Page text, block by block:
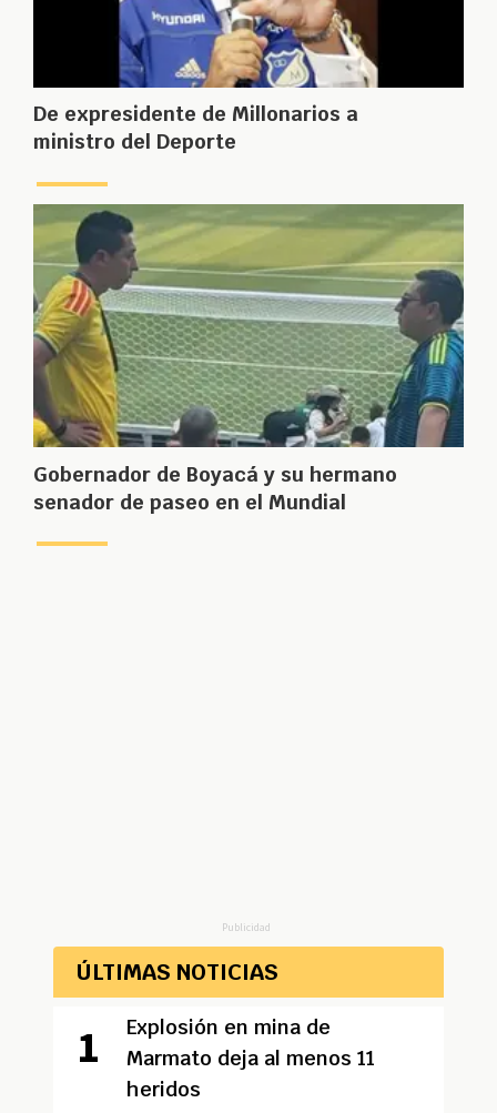
De expresidente de Millonarios a
ministro del Deporte
Gobernador de Boyacá y su hermano
senador de paseo en el Mundial
Publicidad
ÚLTIMAS NOTICIAS
Explosión en mina de
Marmato deja al menos 11
heridos